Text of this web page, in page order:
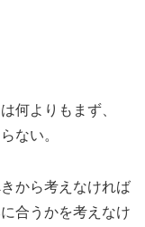
何よりもまず、
ない。
から考えなければ
合うかを考えなけ